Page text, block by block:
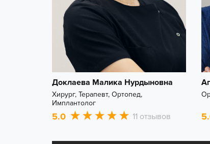
Доклаева Малика Нурдыновна
Хирург, Терапевт, Ортопед,
Имплантолог
5.0 11 отзывов